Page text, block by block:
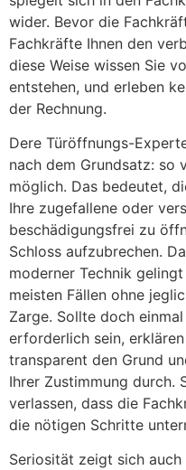
wider. Bevor die
Fachkräfte Ihnen den
diese Weise wissen Sie
entstehen, und erleben
der Rechnung.
Dere Türöffnungs-
nach dem Grundsatz: so
möglich. Das bedeutet,
Ihre zugefallene oder
beschädigungsfrei zu
Schloss aufzubrechen.
moderner Technik
meisten Fällen ohne
Zarge. Sollte doch
erforderlich sein,
transparent den Grund
Ihrer Zustimmung durch.
verlassen, dass die
die nötigen Schritte
Seriosität zeigt sich